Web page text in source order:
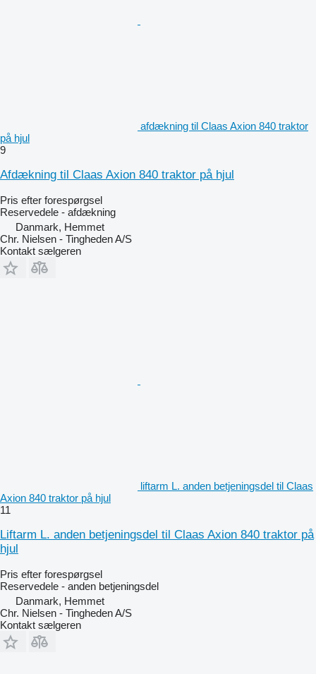
afdækning til Claas Axion 840 traktor
på hjul
9
Afdækning til Claas Axion 840 traktor på hjul
Pris efter forespørgsel
Reservedele - afdækning
Danmark, Hemmet
Chr. Nielsen - Tingheden A/S
Kontakt sælgeren
liftarm L. anden betjeningsdel til Claas
Axion 840 traktor på hjul
11
Liftarm L. anden betjeningsdel til Claas Axion 840 traktor på
hjul
Pris efter forespørgsel
Reservedele - anden betjeningsdel
Danmark, Hemmet
Chr. Nielsen - Tingheden A/S
Kontakt sælgeren